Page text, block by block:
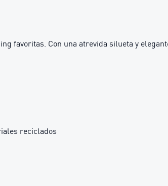
favoritas. Con una atrevida silueta y
reciclados